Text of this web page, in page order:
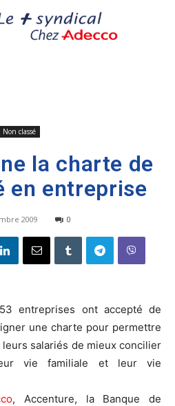
Non classé
la charte de
en entreprise
2009 0
entreprises ont accepté de
une charte pour permettre
leurs salariés de mieux concilier
vie familiale et leur vie
, Accenture, la Banque de